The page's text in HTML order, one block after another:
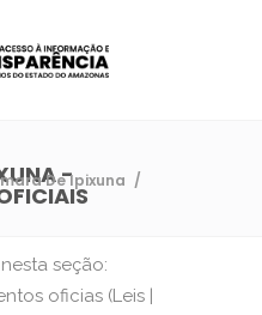
-
De Ipixuna /
seção:
oficias (Leis |